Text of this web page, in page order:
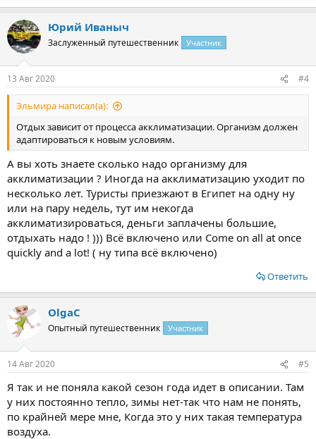
е
к
ц
и
Юрий Иваныч
Заслуженный путешественник Участник
13 Авг 2020 #4
Эльмира написал(а):
Отдых зависит от процесса акклиматизации. Организм должен
адаптироваться к новым условиям.
А вы хоть знаете сколько надо организму для
акклиматизации ? Иногда на акклиматизацию уходит по
несколько лет. Туристы приезжают в Египет на одну ну
или на пару недель, тут им некогда
акклиматизироваться, деньги заплачены большие,
отдыхать надо ! ))) Всё включено или Come on all at once
quickly and a lot! ( ну типа всё включено)
Ответить
OlgaС
Опытный путешественник Участник
14 Авг 2020 #5
Я так и не поняла какой сезон года идет в описании. Там
у них постоянно тепло, зимы нет-так что нам не понять,
по крайней мере мне, Когда это у них такая температура
воздуха.